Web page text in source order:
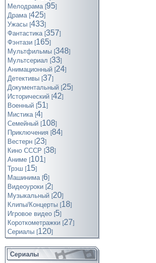
Мелодрама [95]
Драма [425]
Ужасы [433]
Фантастика [357]
Фэнтази [165]
Мультфильмы [348]
Мультсериал [33]
Анимационный [24]
Детективы [37]
Документальный [25]
Исторический [42]
Военный [51]
Мистика [4]
Семейный [108]
Приключения [84]
Вестерн [23]
Кино СССР [38]
Аниме [101]
Трэш [15]
Машинима [6]
Видеоуроки [2]
Музыкальный [20]
Клипы/Концерты [18]
Игровое видео [5]
Короткометражки [27]
Cериалы [120]
Сериалы